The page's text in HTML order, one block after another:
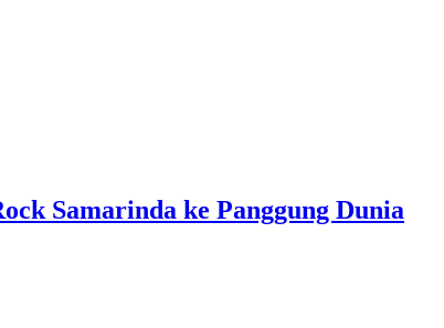
Samarinda ke Panggung Dunia